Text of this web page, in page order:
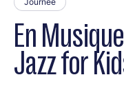
En
Jazz for